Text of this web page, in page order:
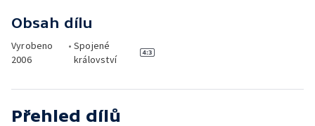
Obsah dílu
Vyrobeno
2006
• Spojené
království
Přehled dílů